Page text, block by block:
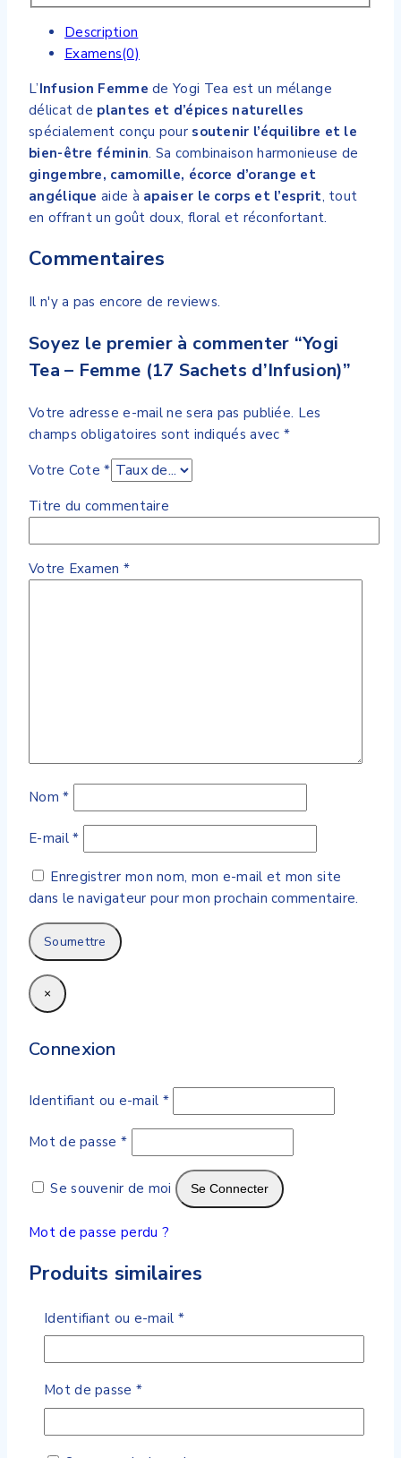
Description
Examens(0)
L’Infusion Femme de Yogi Tea est un mélange
délicat de plantes et d’épices naturelles
spécialement conçu pour soutenir l’équilibre et le
bien-être féminin. Sa combinaison harmonieuse de
gingembre, camomille, écorce d’orange et
angélique aide à apaiser le corps et l’esprit, tout
en offrant un goût doux, floral et réconfortant.
Commentaires
Il n'y a pas encore de reviews.
Soyez le premier à commenter “Yogi
Tea – Femme (17 Sachets d’Infusion)”
Votre adresse e-mail ne sera pas publiée. Les
champs obligatoires sont indiqués avec *
Votre Cote*
Titre du commentaire
Votre Examen *
Nom*
E-mail*
Enregistrer mon nom, mon e-mail et mon site
dans le navigateur pour mon prochain commentaire.
×
Connexion
Identifiant ou e-mail *Obligatoire
Mot de passe *Obligatoire
Se souvenir de moi Se Connecter
Mot de passe perdu ?
Produits similaires
Collagene Marin Hydra plus
0de 5
Identifiant ou e-mail *Obligatoire
Mot de passe *Obligatoire